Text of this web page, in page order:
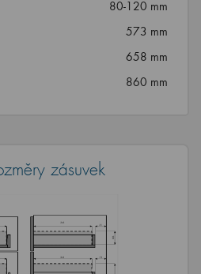
80-120 mm
573 mm
658 mm
860 mm
zásuvek